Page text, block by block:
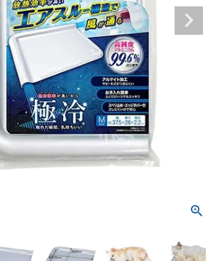
person 新規会員登録